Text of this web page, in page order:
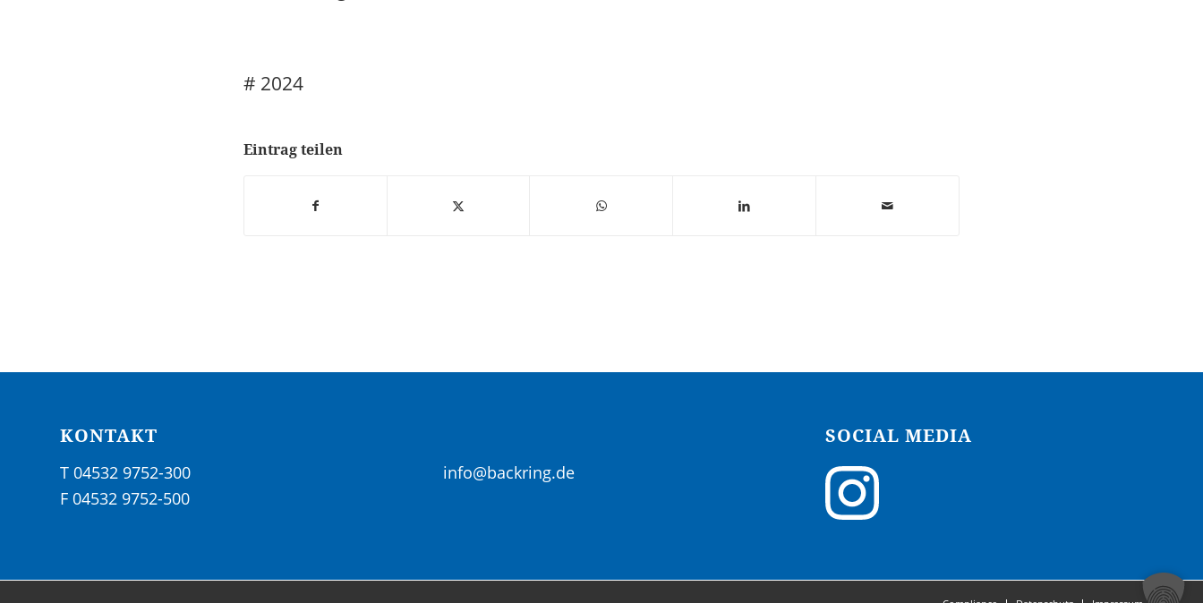
# 2024
Eintrag teilen
KONTAKT
T 04532 9752-300
F 04532 9752-500
info@backring.de
SOCIAL MEDIA